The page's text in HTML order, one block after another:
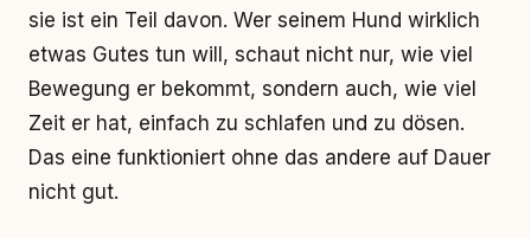
sie ist ein Teil davon. Wer seinem Hund wirklich
etwas Gutes tun will, schaut nicht nur, wie viel
Bewegung er bekommt, sondern auch, wie viel
Zeit er hat, einfach zu schlafen und zu dösen.
Das eine funktioniert ohne das andere auf Dauer
nicht gut.